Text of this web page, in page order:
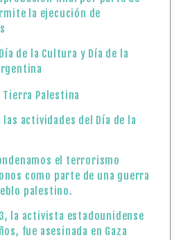
el terrorismo
como parte de una guerra
palestino.
la activista estadounidense
fue asesinada en Gaza
Palestina.
natalicio del gran Poeta de la
Darwish
de Estadísticas destaca la
palestinas en el Día